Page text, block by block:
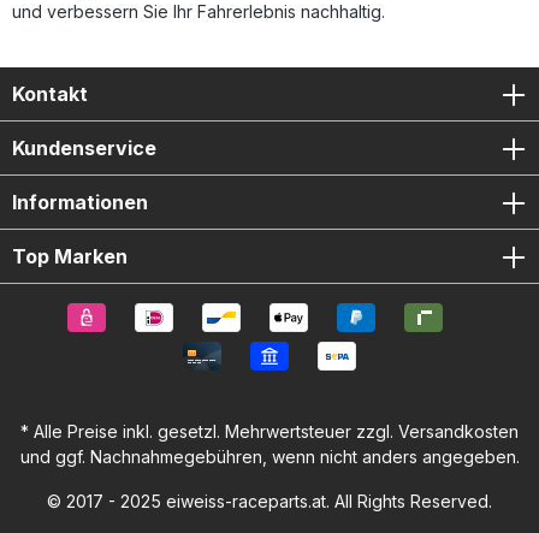
und verbessern Sie Ihr Fahrerlebnis nachhaltig.
Kontakt
Kundenservice
Informationen
Top Marken
* Alle Preise inkl. gesetzl. Mehrwertsteuer zzgl. Versandkosten
und ggf. Nachnahmegebühren, wenn nicht anders angegeben.
© 2017 - 2025 eiweiss-raceparts.at. All Rights Reserved.